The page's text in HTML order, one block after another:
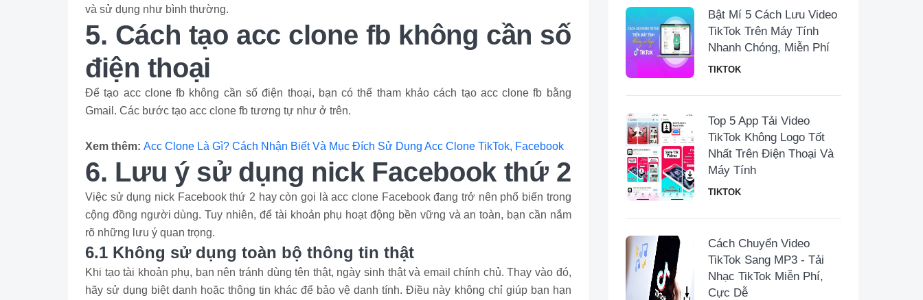
và sử dụng như bình thường.
5. Cách tạo acc clone fb không cần số
điện thoại
Để tạo acc clone fb không cần số điện thoại, bạn có thể tham khảo cách tạo acc clone fb bằng
Gmail. Các bước tạo acc clone fb tương tự như ở trên.
Xem thêm: Acc Clone Là Gì? Cách Nhận Biết Và Mục Đích Sử Dụng Acc Clone TikTok, Facebook
6. Lưu ý sử dụng nick Facebook thứ 2
Việc sử dụng nick Facebook thứ 2 hay còn gọi là acc clone Facebook đang trở nên phổ biến trong
cộng đồng người dùng. Tuy nhiên, để tài khoản phụ hoạt động bền vững và an toàn, bạn cần nắm
rõ những lưu ý quan trọng.
6.1 Không sử dụng toàn bộ thông tin thật
Khi tạo tài khoản phụ, bạn nên tránh dùng tên thật, ngày sinh thật và email chính chủ. Thay vào đó,
hãy sử dụng biệt danh hoặc thông tin khác để bảo vệ danh tính. Điều này không chỉ giúp bạn hạn
Bật Mí 5 Cách Lưu Video
TikTok Trên Máy Tính
Nhanh Chóng, Miễn Phí
TIKTOK
Top 5 App Tải Video
TikTok Không Logo Tốt
Nhất Trên Điện Thoại Và
Máy Tính
TIKTOK
Cách Chuyển Video
TikTok Sang MP3 - Tải
Nhạc TikTok Miễn Phí,
Cực Dễ